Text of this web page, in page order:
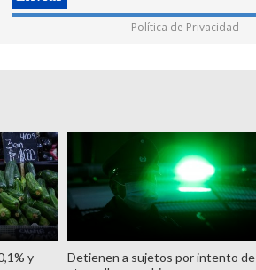
Política de Privacidad
y
Detienen a sujetos por intento de